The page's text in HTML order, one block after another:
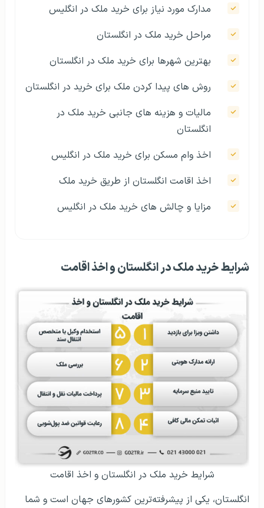
مدارک مورد نیاز برای خرید ملک در انگلیس
مراحل خرید ملک در انگلستان
بهترین شهرها برای خرید ملک در انگلستان
روش های پیدا کردن ملک برای خرید در انگلستان
مالیات و هزینه های جانبی خرید ملک در
انگلستان
اخذ وام مسکن برای خرید ملک در انگلیس
اخذ اقامت انگلستان از طریق خرید ملک
مزایا و چالش های خرید ملک در انگلیس
شرایط خرید ملک در انگلستان و اخذ اقامت
شرایط خرید ملک در انگلستان و اخذ اقامت
انگلستان، یکی از پیشرفته‌ترین کشورهای جهان است و شما